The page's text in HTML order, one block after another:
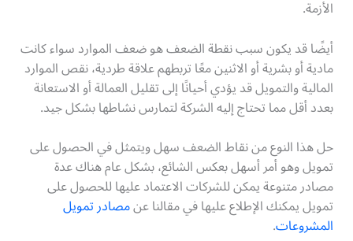
الأزمة.
أيضًا قد يكون سبب نقطة الضعف هو ضعف الموارد سواء كانت
مادية أو بشرية أو الاثنين معًا تربطهم علاقة طردية، نقص الموارد
المالية والتمويل قد يؤدي أحيانًا إلى تقليل العمالة أو الاستعانة
بعدد أقل مما تحتاج إليه الشركة لتمارس نشاطها بشكل جيد.
حل هذا النوع من نقاط الضعف سهل ويتمثل في الحصول على
تمويل وهو أمر أسهل بعكس الشائع، بشكل عام هناك عدة
مصادر متنوعة يمكن للشركات الاعتماد عليها للحصول على
تمويل يمكنك الإطلاع عليها في مقالنا عنمصادر تمويل
المشروعات.